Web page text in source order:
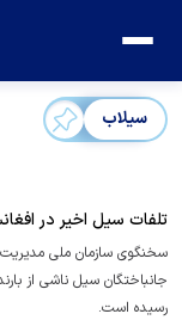
سیلاب
تلفات سیل اخیر در افغانستان به
سخنگوی سازمان ملی مدیریت
رسیده است.